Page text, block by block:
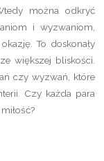
można odkryć
i wyzwaniom,
To doskonały
większej bliskości.
czy wyzwań, które
Czy każda para